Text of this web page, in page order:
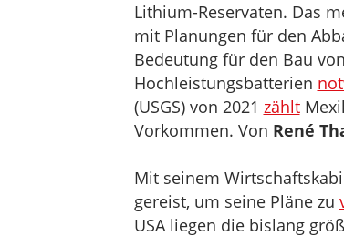
Lithium-Reservaten. Das
mit Planungen für den
Bedeutung für den Bau
Hochleistungsbatterien
(USGS) von 2021 zählt
Vorkommen. Von René
Mit seinem
gereist, um seine Pläne zu
USA liegen die bislang